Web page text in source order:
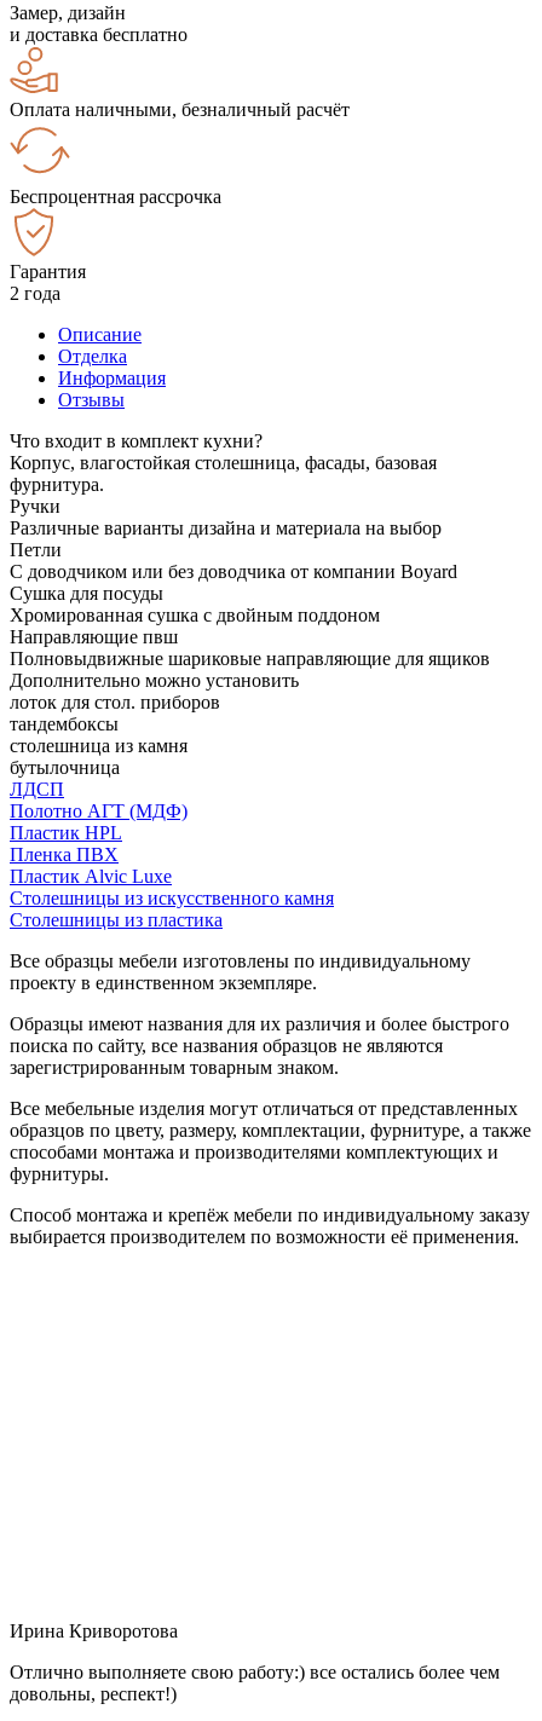
Замер, дизайн
и доставка бесплатно
Оплата наличными, безналичный расчёт
Беспроцентная рассрочка
Гарантия
2 года
Описание
Отделка
Информация
Отзывы
Что входит в комплект кухни?
Корпус, влагостойкая столешница, фасады, базовая
фурнитура.
Ручки
Различные варианты дизайна и материала на выбор
Петли
С доводчиком или без доводчика от компании Boyard
Сушка для посуды
Хромированная сушка с двойным поддоном
Направляющие пвш
Полновыдвижные шариковые направляющие для ящиков
Дополнительно можно установить
лоток для стол. приборов
тандембоксы
столешница из камня
бутылочница
ЛДСП
Полотно АГТ (МДФ)
Пластик HPL
Пленка ПВХ
Пластик Alvic Luxe
Столешницы из искусственного камня
Столешницы из пластика
Все образцы мебели изготовлены по индивидуальному
проекту в единственном экземпляре.
Образцы имеют названия для их различия и более быстрого
поиска по сайту, все названия образцов не являются
зарегистрированным товарным знаком.
Все мебельные изделия могут отличаться от представленных
образцов по цвету, размеру, комплектации, фурнитуре, а также
способами монтажа и производителями комплектующих и
фурнитуры.
Способ монтажа и крепёж мебели по индивидуальному заказу
выбирается производителем по возможности её применения.
Ирина Криворотова
Отлично выполняете свою работу:) все остались более чем
довольны, респект!)